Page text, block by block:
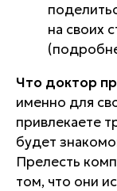
на своих
Что доктор
именно для
привлекаете
будет
Прелесть
том, что они